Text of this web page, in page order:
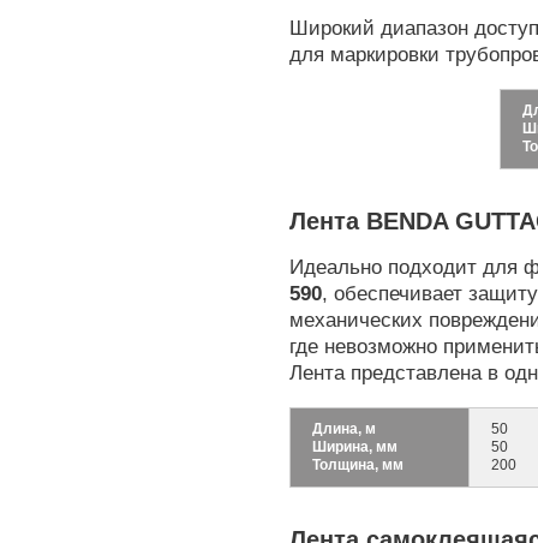
Широкий диапазон
для маркировки
Лента BENDA
Идеально подходит для
590, обеспечивает
механических
где невозможно
Лента представлена в
Длина, м
Ширина, мм
Толщина, мм
50
50
200